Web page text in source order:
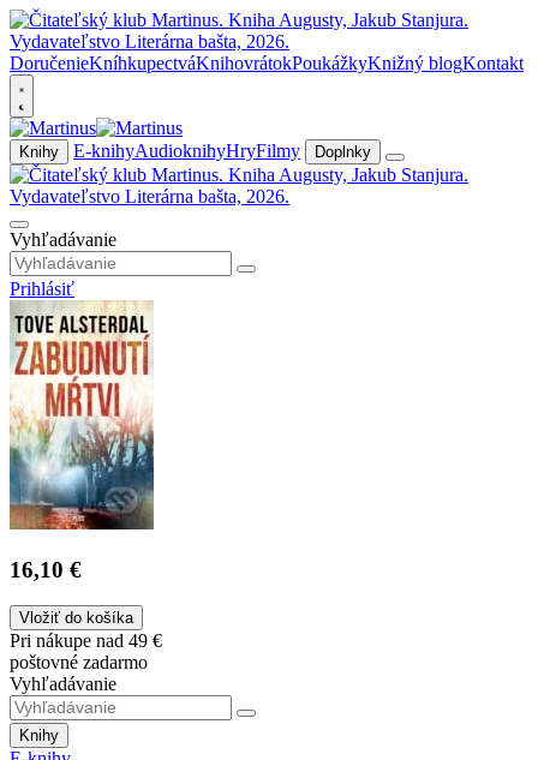
DoručenieKníhkupectváKnihovrátokPoukážkyKnižný blogKontakt
Knihy E-knihyAudioknihyHryFilmy Doplnky
Vyhľadávanie
Prihlásiť
16,10 €
Vložiť do košíka
Pri nákupe nad 49 €
poštovné zadarmo
Vyhľadávanie
Knihy